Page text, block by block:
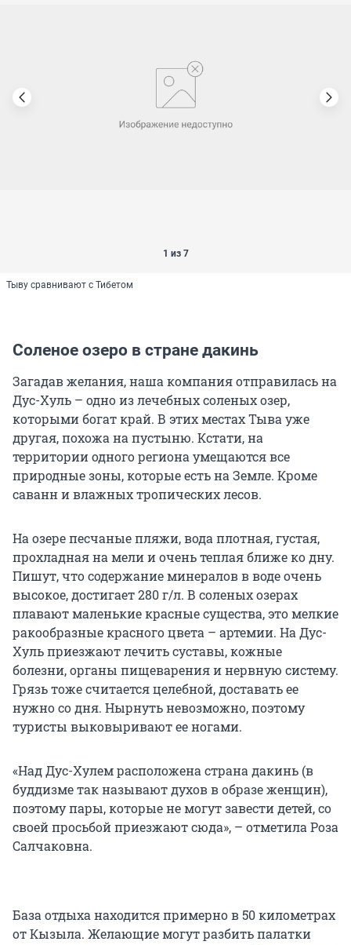
1 из 7
Тыву сравнивают с Тибетом
Соленое озеро в стране дакинь
Загадав желания, наша компания отправилась на
Дус-Хуль – одно из лечебных соленых озер,
которыми богат край. В этих местах Тыва уже
другая, похожа на пустыню. Кстати, на
территории одного региона умещаются все
природные зоны, которые есть на Земле. Кроме
саванн и влажных тропических лесов.
На озере песчаные пляжи, вода плотная, густая,
прохладная на мели и очень теплая ближе ко дну.
Пишут, что содержание минералов в воде очень
высокое, достигает 280 г/л. В соленых озерах
плавают маленькие красные существа, это мелкие
ракообразные красного цвета – артемии. На Дус-
Хуль приезжают лечить суставы, кожные
болезни, органы пищеварения и нервную систему.
Грязь тоже считается целебной, доставать ее
нужно со дня. Нырнуть невозможно, поэтому
туристы выковыривают ее ногами.
«Над Дус-Хулем расположена страна дакинь (в
буддизме так называют духов в образе женщин),
поэтому пары, которые не могут завести детей, со
своей просьбой приезжают сюда», – отметила Роза
Салчаковна.
База отдыха находится примерно в 50 километрах
от Кызыла. Желающие могут разбить палатки